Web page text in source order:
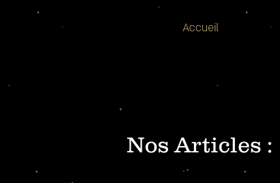
Accueil
Nos Articles :